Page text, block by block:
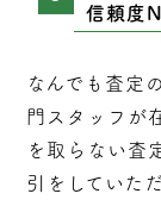
信頼度
なんでも査定
門スタッフが
を取らない査
引をしていた